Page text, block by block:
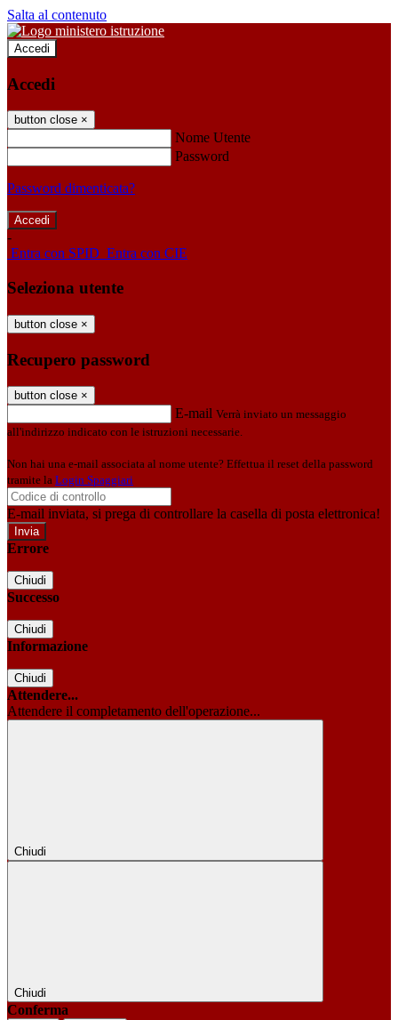
Salta al contenuto
Accedi
Accedi
button close ×
Nome Utente
Password
Password dimenticata?
-
Entra con SPID Entra con CIE
Seleziona utente
button close ×
Recupero password
button close ×
E-mail Verrà inviato un messaggio
all'indirizzo indicato con le istruzioni necessarie.
Non hai una e-mail associata al nome utente? Effettua il reset della password
tramite la Login Spaggiari
E-mail inviata, si prega di controllare la casella di posta elettronica!
Errore
Chiudi
Successo
Chiudi
Informazione
Chiudi
Attendere...
Attendere il completamento dell'operazione...
Chiudi
Chiudi
Conferma